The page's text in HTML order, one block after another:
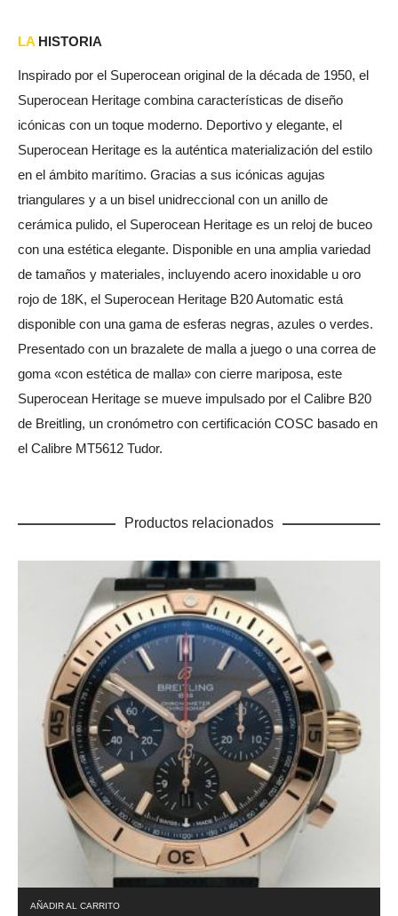
LA HISTORIA
Inspirado por el Superocean original de la década de 1950, el
Superocean Heritage combina características de diseño
icónicas con un toque moderno. Deportivo y elegante, el
Superocean Heritage es la auténtica materialización del estilo
en el ámbito marítimo. Gracias a sus icónicas agujas
triangulares y a un bisel unidreccional con un anillo de
cerámica pulido, el Superocean Heritage es un reloj de buceo
con una estética elegante. Disponible en una amplia variedad
de tamaños y materiales, incluyendo acero inoxidable u oro
rojo de 18K, el Superocean Heritage B20 Automatic está
disponible con una gama de esferas negras, azules o verdes.
Presentado con un brazalete de malla a juego o una correa de
goma «con estética de malla» con cierre mariposa, este
Superocean Heritage se mueve impulsado por el Calibre B20
de Breitling, un cronómetro con certificación COSC basado en
el Calibre MT5612 Tudor.
Productos relacionados
AÑADIR AL CARRITO